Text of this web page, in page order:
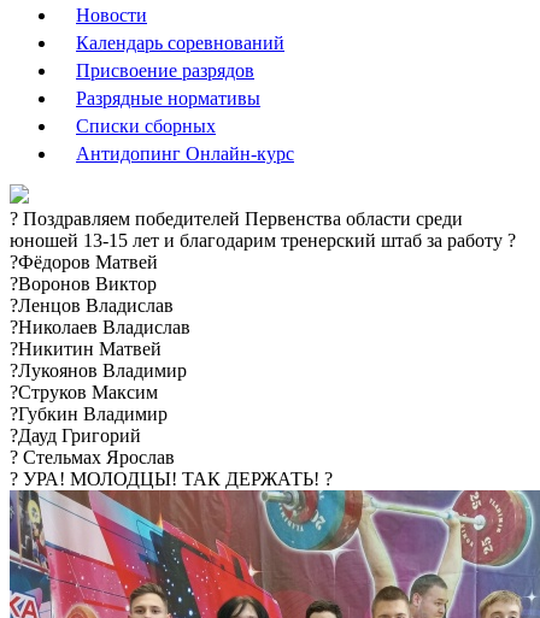
Новости
Календарь соревнований
Присвоение разрядов
Разрядные нормативы
Списки сборных
Антидопинг Онлайн-курс
? Поздравляем победителей Первенства области среди
юношей 13-15 лет и благодарим тренерский штаб за работу ?️
?Фёдоров Матвей
?Воронов Виктор
?Ленцов Владислав
?Николаев Владислав
?Никитин Матвей
?Лукоянов Владимир
?Струков Максим
?Губкин Владимир
?Дауд Григорий
? Стельмах Ярослав
? УРА! МОЛОДЦЫ! ТАК ДЕРЖАТЬ! ?